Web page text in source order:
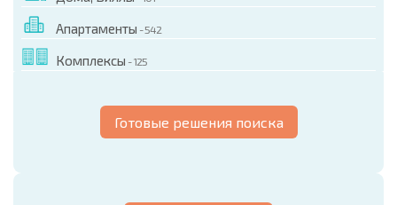
Апартаменты - 542
Комплексы - 125
Готовые решения поиска